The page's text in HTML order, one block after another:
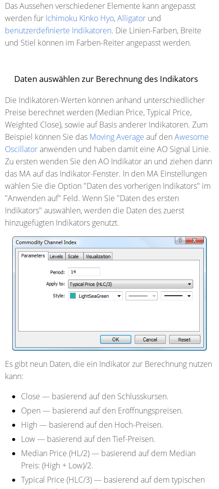
Das Aussehen verschiedener Elemente kann angepasst
werden für Ichimoku Kinko Hyo,Alligator und
benutzerdefinierte Indikatoren. Die Linien-Farben, Breite
und Stiel können im Farben-Reiter angepasst werden.
Daten auswählen zur Berechnung des Indikators
Die Indikatoren-Werten können anhand unterschiedlicher
Preise berechnet werden (Median Price, Typical Price,
Weighted Close), sowie auf Basis anderer Indikatoren. Zum
Beispiel können Sie das Moving Average auf den Awesome
Oscillatoranwenden und haben damit eine AO Signal Linie.
Zu ersten wenden Sie den AO Indikator an und ziehen dann
das MA auf das Indikator-Fenster. In den MA Einstellungen
wählen Sie die Option "Daten des vorherigen Indikators" im
"Anwenden auf" Feld. Wenn Sie "Daten des ersten
Indikators" auswählen, werden die Daten des zuerst
hinzugefügten Indikators genutzt.
Es gibt neun Daten, die ein Indikator zur Berechnung nutzen
kann:
Close — basierend auf den Schlusskursen.
Open — basierend auf den Eröffnungspreisen.
High — basierend auf den Hoch-Preisen.
Low— basierend auf den Tief-Preisen.
Median Price (HL/2)— basierend auf dem Median
Preis: (High + Low)/2.
Typical Price (HLC/3)— basierend auf dem typischen